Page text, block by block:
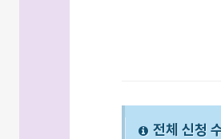
전체 신청